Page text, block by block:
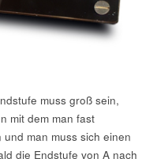
muss groß sein,
mit dem man fast
man muss sich einen
die Endstufe von A nach